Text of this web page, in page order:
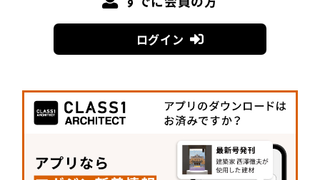
日本土地建物株式会社
ログイン